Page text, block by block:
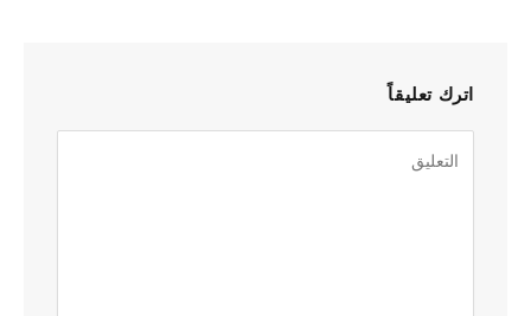
اترك تعليقاً